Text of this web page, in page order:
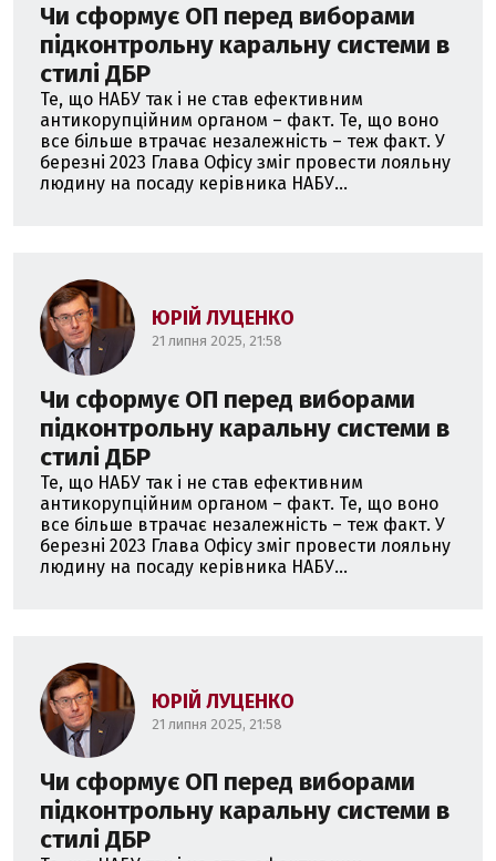
Чи сформує ОП перед виборами
підконтрольну каральну системи в
стилі ДБР
Те, що НАБУ так і не став ефективним
антикорупційним органом – факт. Те, що воно
все більше втрачає незалежність – теж факт. У
березні 2023 Глава Офісу зміг провести лояльну
людину на посаду керівника НАБУ...
ЮРІЙ ЛУЦЕНКО
21 липня 2025, 21:58
Чи сформує ОП перед виборами
підконтрольну каральну системи в
стилі ДБР
Те, що НАБУ так і не став ефективним
антикорупційним органом – факт. Те, що воно
все більше втрачає незалежність – теж факт. У
березні 2023 Глава Офісу зміг провести лояльну
людину на посаду керівника НАБУ...
ЮРІЙ ЛУЦЕНКО
21 липня 2025, 21:58
Чи сформує ОП перед виборами
підконтрольну каральну системи в
стилі ДБР